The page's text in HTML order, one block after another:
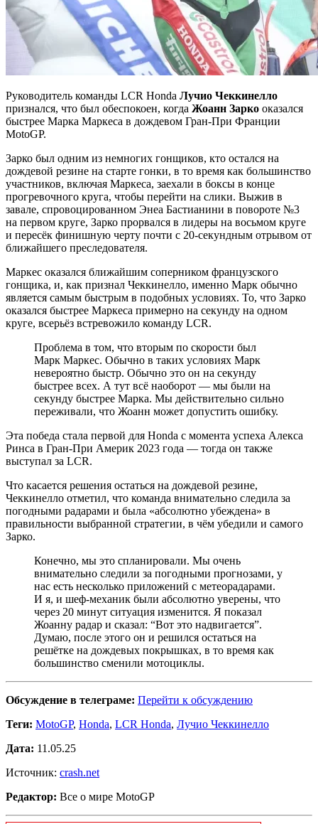
Руководитель команды LCR Honda Лучио Чеккинелло
признался, что был обеспокоен, когда Жоанн Зарко оказался
быстрее Марка Маркеса в дождевом Гран-При Франции
MotoGP.
Зарко был одним из немногих гонщиков, кто остался на
дождевой резине на старте гонки, в то время как большинство
участников, включая Маркеса, заехали в боксы в конце
прогревочного круга, чтобы перейти на слики. Выжив в
завале, спровоцированном Энеа Бастианини в повороте №3
на первом круге, Зарко прорвался в лидеры на восьмом круге
и пересёк финишную черту почти с 20-секундным отрывом от
ближайшего преследователя.
Маркес оказался ближайшим соперником французского
гонщика, и, как признал Чеккинелло, именно Марк обычно
является самым быстрым в подобных условиях. То, что Зарко
оказался быстрее Маркеса примерно на секунду на одном
круге, всерьёз встревожило команду LCR.
Проблема в том, что вторым по скорости был
Марк Маркес. Обычно в таких условиях Марк
невероятно быстр. Обычно это он на секунду
быстрее всех. А тут всё наоборот — мы были на
секунду быстрее Марка. Мы действительно сильно
переживали, что Жоанн может допустить ошибку.
Эта победа стала первой для Honda с момента успеха Алекса
Ринса в Гран-При Америк 2023 года — тогда он также
выступал за LCR.
Что касается решения остаться на дождевой резине,
Чеккинелло отметил, что команда внимательно следила за
погодными радарами и была «абсолютно убеждена» в
правильности выбранной стратегии, в чём убедили и самого
Зарко.
Конечно, мы это спланировали. Мы очень
внимательно следили за погодными прогнозами, у
нас есть несколько приложений с метеорадарами.
И я, и шеф-механик были абсолютно уверены, что
через 20 минут ситуация изменится. Я показал
Жоанну радар и сказал: “Вот это надвигается”.
Думаю, после этого он и решился остаться на
решётке на дождевых покрышках, в то время как
большинство сменили мотоциклы.
Обсуждение в телеграме: Перейти к обсуждению
Теги: MotoGP, Honda, LCR Honda, Лучио Чеккинелло
Дата: 11.05.25
Источник: crash.net
Редактор: Все о мире MotoGP